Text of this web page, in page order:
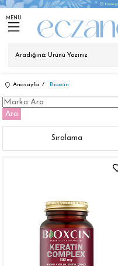
MENU
Anasayfa Bioxcin
Ara
Sıralama